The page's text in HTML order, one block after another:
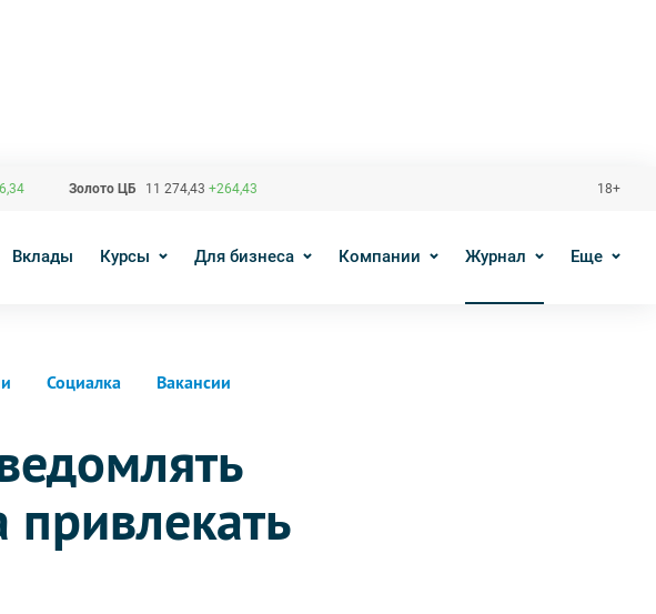
Золото ЦБ 11 274,43 +264,43 18+
Вклады Курсы Для бизнеса Компании Журнал Еще
Социалка Вакансии